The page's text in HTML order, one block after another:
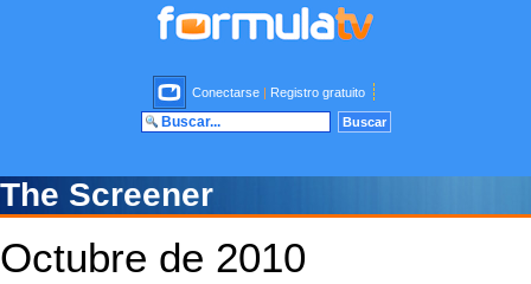
Conectarse | Registro gratuito
The Screener
Octubre de 2010